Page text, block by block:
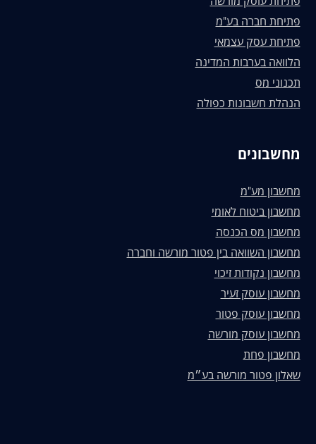
פתיחת חברה בע"מ
פתיחת עסק עצמאי
הלוואה בערבות המדינה
תכנוני מס
הנהלת חשבונות כפולה
מחשבונים
מחשבון מע"מ
מחשבון ביטוח לאומי
מחשבון מס הכנסה
מחשבון השוואה בין פטור מורשה וחברה
מחשבון נקודות זיכוי
מחשבון עוסק זעיר
מחשבון עוסק פטור
מחשבון עוסק מורשה
מחשבון פחת
שאלון פטור מורשה בע״מ